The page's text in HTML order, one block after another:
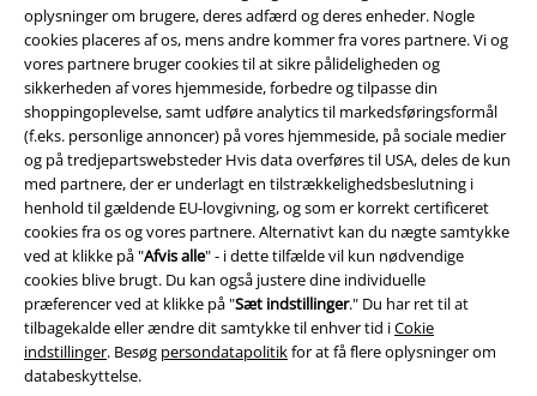
oplysninger om brugere, deres adfærd og deres enheder. Nogle
cookies placeres af os, mens andre kommer fra vores partnere. Vi og
vores partnere bruger cookies til at sikre pålideligheden og
sikkerheden af ​​vores hjemmeside, forbedre og tilpasse din
shoppingoplevelse, samt udføre analytics til markedsføringsformål
(f.eks. personlige annoncer) på vores hjemmeside, på sociale medier
og på tredjepartswebsteder Hvis data overføres til USA, deles de kun
med partnere, der er underlagt en tilstrækkelighedsbeslutning i
henhold til gældende EU-lovgivning, og som er korrekt certificeret
cookies fra os og vores partnere. Alternativt kan du nægte samtykke
ved at klikke på "Afvis alle" - i dette tilfælde vil kun nødvendige
cookies blive brugt. Du kan også justere dine individuelle
præferencer ved at klikke på "Sæt indstillinger." Du har ret til at
tilbagekalde eller ændre dit samtykke til enhver tid iCokie
indstillinger. Besøg persondatapolitikfor at få flere oplysninger om
databeskyttelse.
Bestil EMP-gavekort
EMP Studenterrabat
EMP Backstage Club
Mere EMP
Partnerprogram
Bæredygtighed